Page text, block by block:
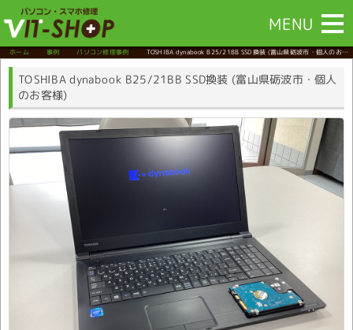
MENU
ホーム 事例 パソコン修理事例 TOSHIBA dynabook B25/21BB SSD換装 (富山県砺波市・個人のお客
様)
TOSHIBA dynabook B25/21BB SSD換装 (富山県砺波市・個人
のお客様)